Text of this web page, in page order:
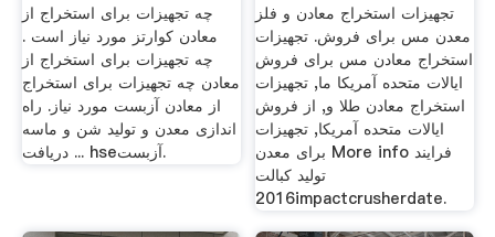
چه تجهیزات برای استخراج از
معادن کوارتز مورد نیاز است .
چه تجهیزات برای استخراج از
معادن چه تجهیزات برای استخراج
از معادن آزبست مورد نیاز. راه
اندازی معدن و تولید شن و ماسه
دریافت ... hseآزبست.
تجهیزات استخراج معادن و فلز
معدن مس برای فروش. تجهیزات
استخراج معادن مس برای فروش
ایالات متحده آمریکا ما, تجهیزات
استخراج معادن طلا و, از فروش
ایالات متحده آمریکا, تجهیزات
برای معدن More info فرایند
تولید کبالت
2016impactcrusherdate.